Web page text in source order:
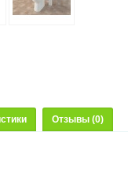
Отзывы (0)